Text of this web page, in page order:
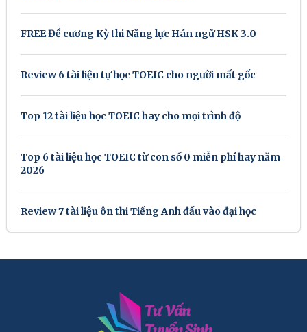
FREE Đề cương Kỳ thi Năng lực Hán ngữ HSK 3.0
Review 6 tài liệu tự học TOEIC cho người mất gốc
Top 12 tài liệu học TOEIC hay cho mọi trình độ
Top 6 tài liệu học TOEIC từ con số 0 miễn phí hay năm
2026
Review 7 tài liệu ôn thi Tiếng Anh đầu vào đại học